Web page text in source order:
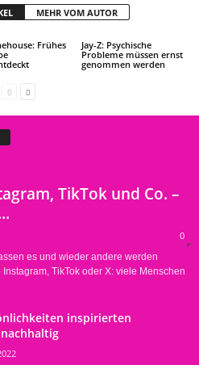
MEHR VOM AUTOR
Frühes
Jay-Z: Psychische
Probleme müssen ernst
genommen werden
TikTok und Co. –
0
es und wieder andere werden
TikTok oder X: viele Menschen
inspirierten